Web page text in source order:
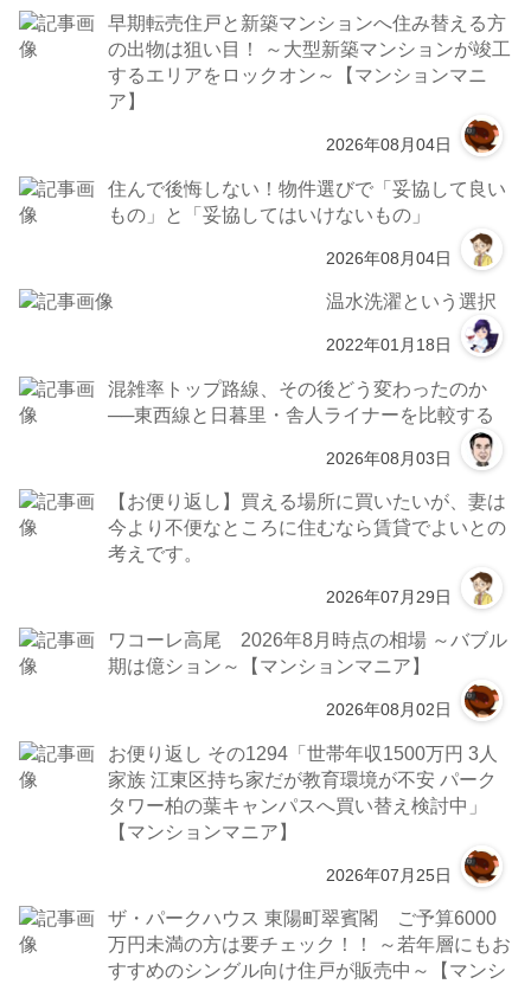
早期転売住戸と新築マンションへ住み替える方
の出物は狙い目！ ～大型新築マンションが竣工
するエリアをロックオン～【マンションマニ
ア】
2026年08月04日
住んで後悔しない！物件選びで「妥協して良い
もの」と「妥協してはいけないもの」
2026年08月04日
温水洗濯という選択
2022年01月18日
混雑率トップ路線、その後どう変わったのか
──東西線と日暮里・舎人ライナーを比較する
2026年08月03日
【お便り返し】買える場所に買いたいが、妻は
今より不便なところに住むなら賃貸でよいとの
考えです。
2026年07月29日
ワコーレ高尾 2026年8月時点の相場 ～バブル
期は億ション～【マンションマニア】
2026年08月02日
お便り返し その1294「世帯年収1500万円 3人
家族 江東区持ち家だが教育環境が不安 パーク
タワー柏の葉キャンパスへ買い替え検討中」
【マンションマニア】
2026年07月25日
ザ・パークハウス 東陽町翠賓閣 ご予算6000
万円未満の方は要チェック！！ ～若年層にもお
すすめのシングル向け住戸が販売中～【マンシ